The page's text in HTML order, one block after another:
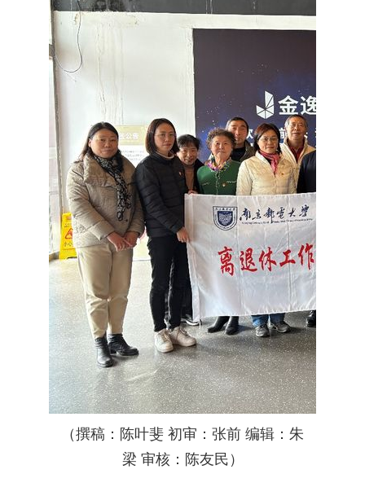
（撰稿：陈叶斐 初审：张前 编辑：朱
梁 审核：陈友民）